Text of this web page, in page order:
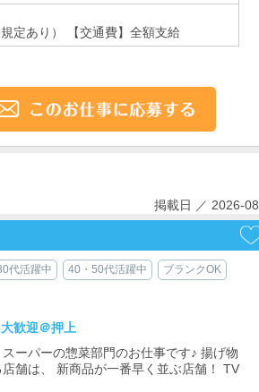
定あり） 【交通費】全額支給
掲載日 ／ 2026-
代活躍中 40・50代活躍中 ブランクOK
歓迎＠押上
ーパーの惣菜部門のお仕事です♪ 揚げ物
舗は、 新商品が一番早く並ぶ店舗！ TV